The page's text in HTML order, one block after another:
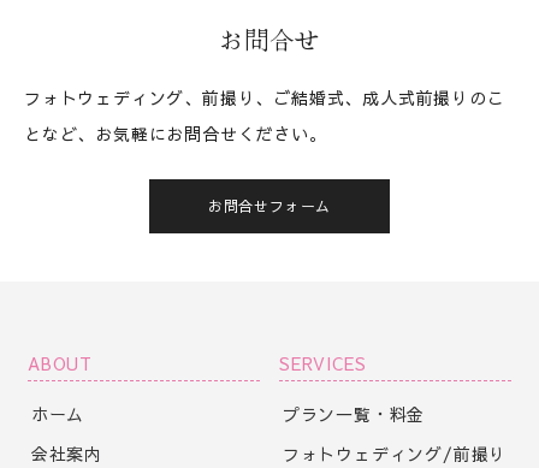
お問合せ
フォトウェディング、前撮り、ご結婚式、成人式前撮りのこ
となど、お気軽にお問合せください。
お問合せフォーム
ABOUT
ホーム
会社案内
SERVICES
プラン一覧・料金
フォトウェディング/前撮り